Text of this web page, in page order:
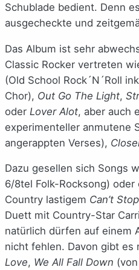
Schublade bedient. Denn
ausgecheckte und
Das Album ist sehr
Classic Rocker vertreten
(Old School Rock´N´Roll
Chor), Out Go The Light,
oder Lover Alot, aber auch
experimenteller anmutene
angerappten Verses),
Dazu gesellen sich Songs
6/8tel Folk-Rocksong)
Country lastigem Can’t
Duett mit Country-Star
natürlich dürfen auf einem
nicht fehlen. Davon gibt es
Love, We All Fall Down